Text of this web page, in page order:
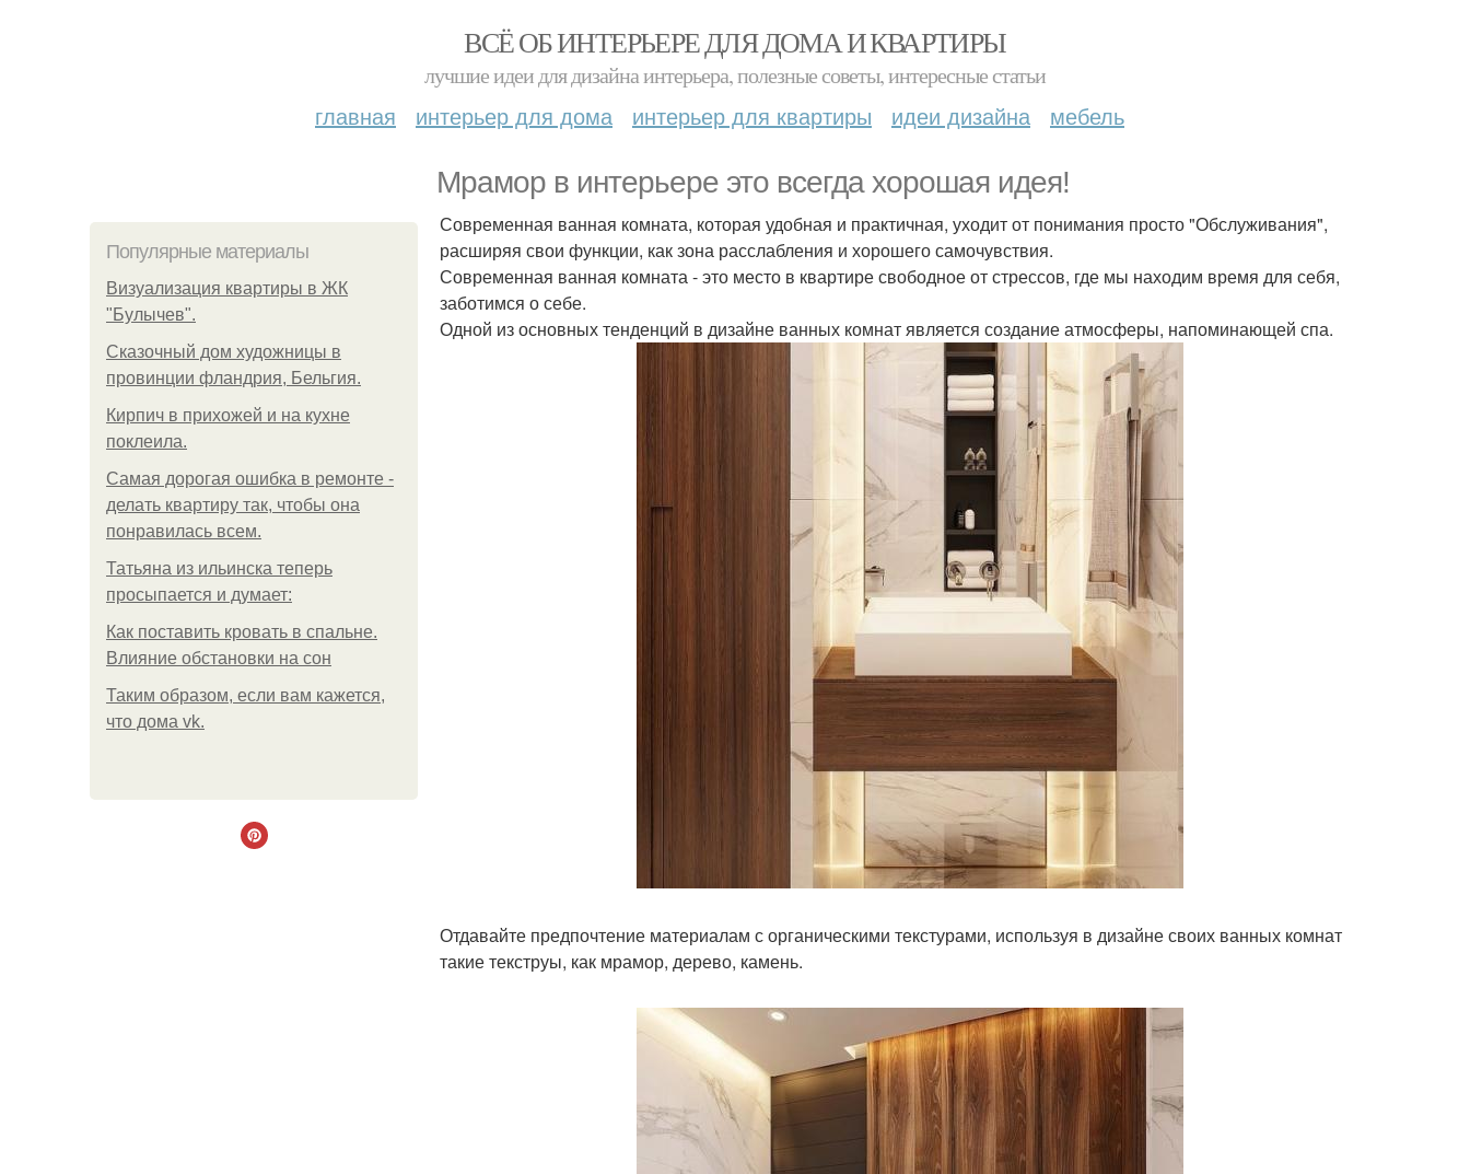
ВСЁ ОБ ИНТЕРЬЕРЕ ДЛЯ ДОМА И КВАРТИРЫ
лучшие идеи для дизайна интерьера, полезные советы, интересные статьи
главная интерьер для дома интерьер для квартиры идеи дизайна мебель
Мрамор в интерьере это всегда хорошая идея!
Популярные материалы
Визуализация квартиры в ЖК
"Булычев".
Сказочный дом художницы в
провинции фландрия, Бельгия.
Кирпич в прихожей и на кухне
поклеила.
Самая дорогая ошибка в ремонте -
делать квартиру так, чтобы она
понравилась всем.
Татьяна из ильинска теперь
просыпается и думает:
Как поставить кровать в спальне.
Влияние обстановки на сон
Таким образом, если вам кажется,
что дома vk.
Современная ванная комната, которая удобная и практичная, уходит от понимания просто "Обслуживания",
расширяя свои функции, как зона расслабления и хорошего самочувствия.
Современная ванная комната - это место в квартире свободное от стрессов, где мы находим время для себя,
заботимся о себе.
Одной из основных тенденций в дизайне ванных комнат является создание атмосферы, напоминающей спа.
Отдавайте предпочтение материалам с органическими текстурами, используя в дизайне своих ванных комнат
такие текструы, как мрамор, дерево, камень.